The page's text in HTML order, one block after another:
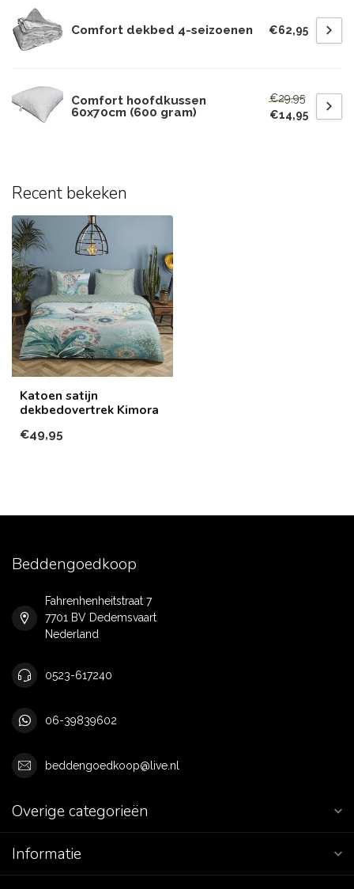
Comfort dekbed 4-seizoenen €62,95
Comfort hoofdkussen
60x70cm (600 gram)
€29,95
€14,95
Recent bekeken
Katoen satijn
dekbedovertrek Kimora
€49,95
Beddengoedkoop
Fahrenhenheitstraat 7
7701 BV Dedemsvaart
Nederland
0523-617240
06-39839602
beddengoedkoop@live.nl
Overige categorieën
Informatie